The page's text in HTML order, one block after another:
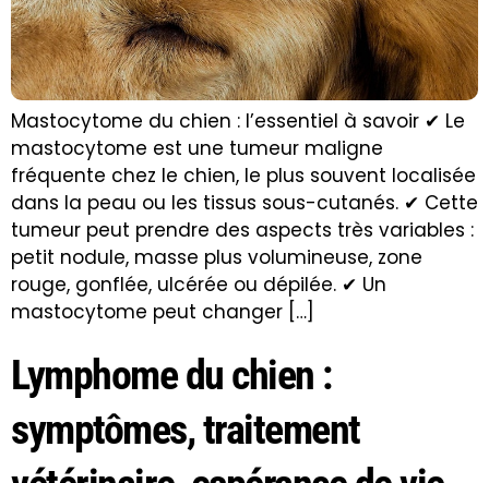
Mastocytome du chien : l’essentiel à savoir ✔ Le
mastocytome est une tumeur maligne
fréquente chez le chien, le plus souvent localisée
dans la peau ou les tissus sous-cutanés. ✔ Cette
tumeur peut prendre des aspects très variables :
petit nodule, masse plus volumineuse, zone
rouge, gonflée, ulcérée ou dépilée. ✔ Un
mastocytome peut changer […]
Lymphome du chien :
symptômes, traitement